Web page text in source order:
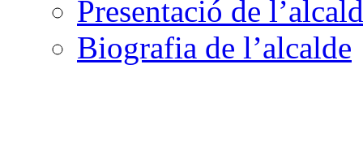
Presentació de
Biografia de l’alcalde